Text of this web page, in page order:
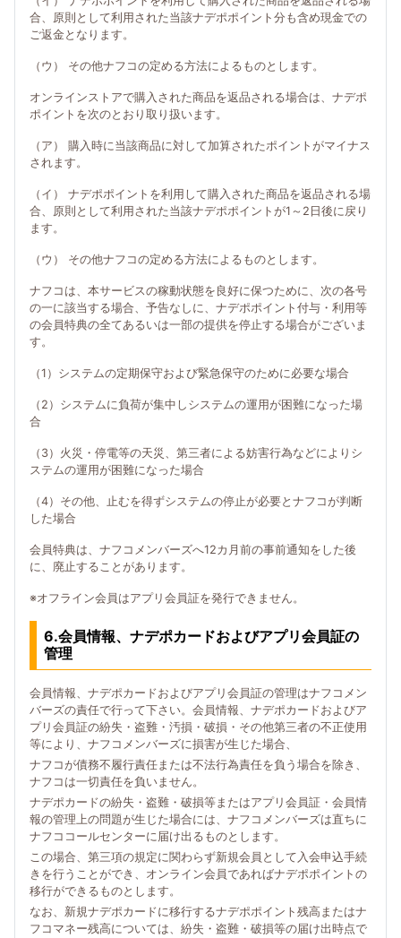
合、原則として利用された当該ナデポポイント分も含め現金での
ご返金となります。
（ウ） その他ナフコの定める方法によるものとします。
オンラインストアで購入された商品を返品される場合は、ナデポ
ポイントを次のとおり取り扱います。
（ア） 購入時に当該商品に対して加算されたポイントがマイナス
されます。
（イ） ナデポポイントを利用して購入された商品を返品される場
合、原則として利用された当該ナデポポイントが1～2日後に戻り
ます。
（ウ） その他ナフコの定める方法によるものとします。
ナフコは、本サービスの稼動状態を良好に保つために、次の各号
の一に該当する場合、予告なしに、ナデポポイント付与・利用等
の会員特典の全てあるいは一部の提供を停止する場合がございま
す。
（1）システムの定期保守および緊急保守のために必要な場合
（2）システムに負荷が集中しシステムの運用が困難になった場
合
（3）火災・停電等の天災、第三者による妨害行為などによりシ
ステムの運用が困難になった場合
（4）その他、止むを得ずシステムの停止が必要とナフコが判断
した場合
会員特典は、ナフコメンバーズへ12カ月前の事前通知をした後
に、廃止することがあります。
※オフライン会員はアプリ会員証を発行できません。
6.会員情報、ナデポカードおよびアプリ会員証の
管理
会員情報、ナデポカードおよびアプリ会員証の管理はナフコメン
バーズの責任で行って下さい。会員情報、ナデポカードおよびア
プリ会員証の紛失・盗難・汚損・破損・その他第三者の不正使用
等により、ナフコメンバーズに損害が生じた場合、
ナフコが債務不履行責任または不法行為責任を負う場合を除き、
ナフコは一切責任を負いません。
ナデポカードの紛失・盗難・破損等またはアプリ会員証・会員情
報の管理上の問題が生じた場合には、ナフコメンバーズは直ちに
ナフココールセンターに届け出るものとします。
この場合、第三項の規定に関わらず新規会員として入会申込手続
きを行うことができ、オンライン会員であればナデポポイントの
移行ができるものとします。
なお、新規ナデポカードに移行するナデポポイント残高またはナ
フコマネー残高については、紛失・盗難・破損等の届け出時点で